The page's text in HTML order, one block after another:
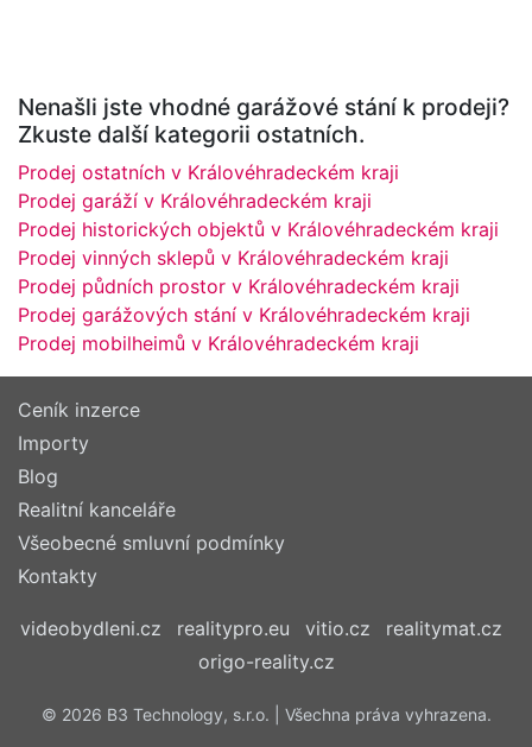
Nenašli jste vhodné garážové stání k prodeji?
Zkuste další kategorii ostatních.
Prodej ostatních v Královéhradeckém kraji
Prodej garáží v Královéhradeckém kraji
Prodej historických objektů v Královéhradeckém kraji
Prodej vinných sklepů v Královéhradeckém kraji
Prodej půdních prostor v Královéhradeckém kraji
Prodej garážových stání v Královéhradeckém kraji
Prodej mobilheimů v Královéhradeckém kraji
Ceník inzerce
Importy
Blog
Realitní kanceláře
Všeobecné smluvní podmínky
Kontakty
videobydleni.cz realitypro.eu vitio.cz
realitymat.cz
origo-reality.cz
© 2026 B3 Technology, s.r.o. | Všechna práva vyhrazena.